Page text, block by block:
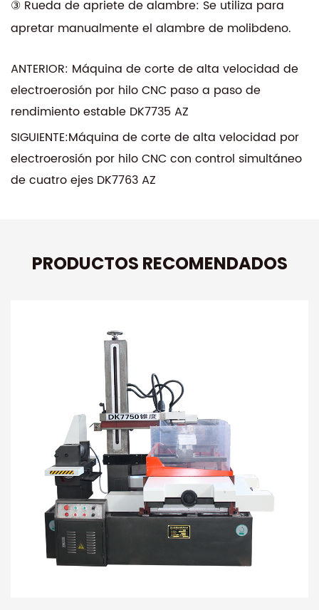
③ Rueda de apriete de alambre: Se utiliza para
apretar manualmente el alambre de molibdeno.
ANTERIOR: Máquina de corte de alta velocidad de
electroerosión por hilo CNC paso a paso de
rendimiento estable DK7735 AZ
SIGUIENTE:Máquina de corte de alta velocidad por
electroerosión por hilo CNC con control simultáneo
de cuatro ejes DK7763 AZ
PRODUCTOS RECOMENDADOS